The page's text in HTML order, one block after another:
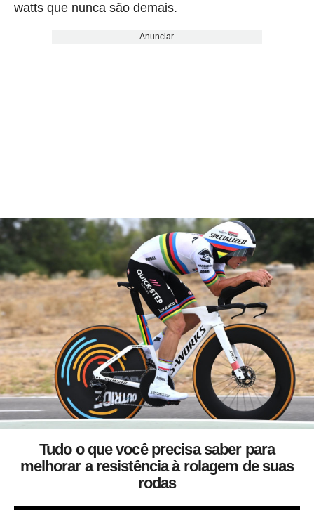
watts que nunca são demais.
Anunciar
Tudo o que você precisa saber para
melhorar a resistência à rolagem de suas
rodas